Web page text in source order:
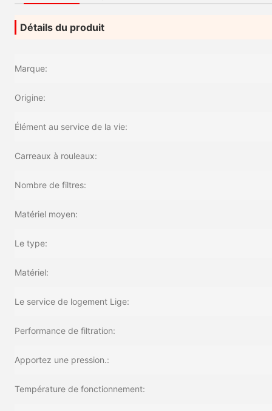
Détails du produit
Marque:
Origine:
Élément au service de la vie:
Carreaux à rouleaux:
Nombre de filtres:
Matériel moyen:
Le type:
Matériel:
Le service de logement Lige:
Performance de filtration:
Apportez une pression.:
Température de fonctionnement: